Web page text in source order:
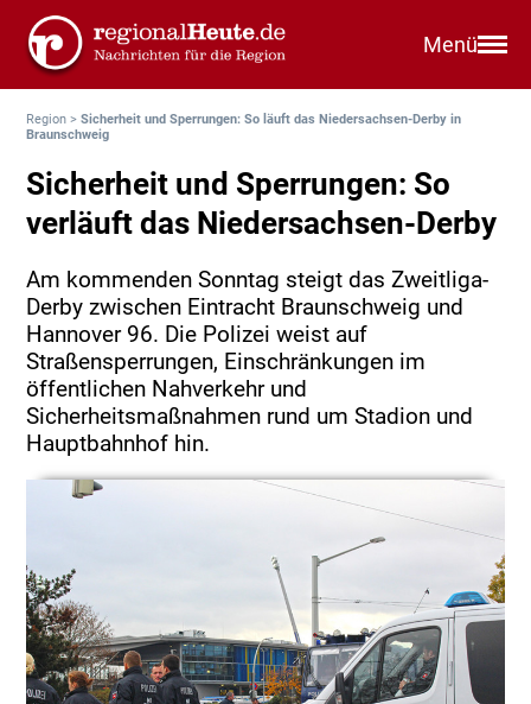
Menü
Region >Sicherheit und Sperrungen: So läuft das Niedersachsen-Derby in
Braunschweig
Sicherheit und Sperrungen: So
verläuft das Niedersachsen-Derby
Am kommenden Sonntag steigt das Zweitliga-
Derby zwischen Eintracht Braunschweig und
Hannover 96. Die Polizei weist auf
Straßensperrungen, Einschränkungen im
öffentlichen Nahverkehr und
Sicherheitsmaßnahmen rund um Stadion und
Hauptbahnhof hin.